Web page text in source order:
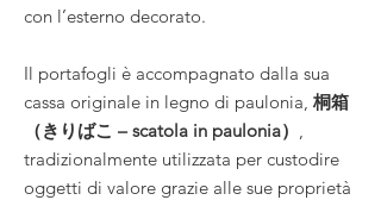
con l’esterno decorato.
Il portafogli è accompagnato dalla sua
cassa originale in legno di paulonia, 桐箱
（きりばこ – scatola in paulonia） ,
tradizionalmente utilizzata per custodire
oggetti di valore grazie alle sue proprietà